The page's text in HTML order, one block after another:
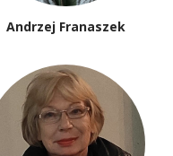
Andrzej Franaszek